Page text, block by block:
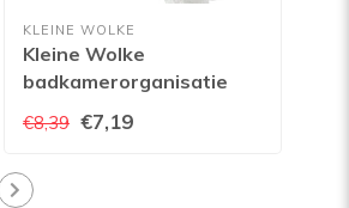
KLEINE WOLKE
Kleine Wolke
badkamerorganisatie
€8,39 €7,19